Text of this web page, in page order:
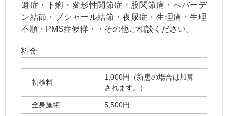
遺症・ 下痢・変形性関節症・股関節痛・へバーデ
ン結節・ブシャール結節・夜尿症・生理痛・生理
不順・PMS症候群・・ その他ご相談ください。
料金
初検料
1, 000円（新患の場合は加算
されます。）
全身施術 5,500円